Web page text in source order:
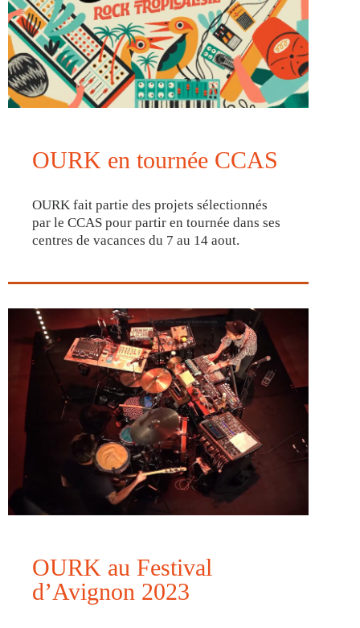
OURK en tournée CCAS
OURK fait partie des projets sélectionnés
par le CCAS pour partir en tournée dans ses
centres de vacances du 7 au 14 aout.
OURK au Festival
d’Avignon 2023